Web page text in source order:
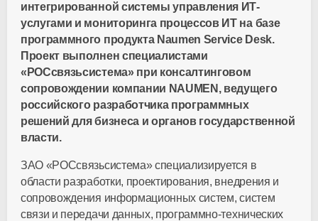
интегрированной системы управления ИТ-
услугами и мониторинга процессов ИТ на базе
программного продукта Naumen Service Desk.
Проект выполнен специалистами
«РОСсвязьсистема» при консалтинговом
сопровождении компании NAUMEN, ведущего
российского разработчика программных
решений для бизнеса и органов государственной
власти.
ЗАО «РОСсвязьсистема» специализируется в
области разработки, проектирования, внедрения и
сопровождения информационных систем, систем
связи и передачи данных, программно-технических